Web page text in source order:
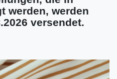
werden, werden
versendet.